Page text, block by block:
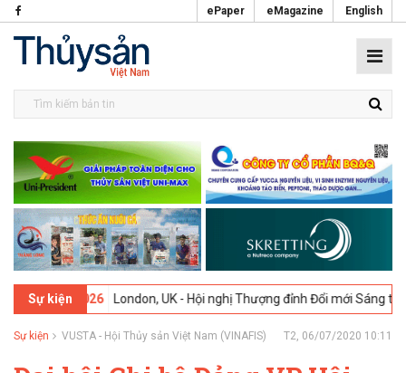
ePaper eMagazine English
Sự kiện
02-2026 London, UK - Hội nghị Thượng đỉnh Đổi mới Sáng tạo trong
Sự kiện VUSTA - Hội Thủy sản Việt Nam (VINAFIS) T2, 06/07/2020 10:11